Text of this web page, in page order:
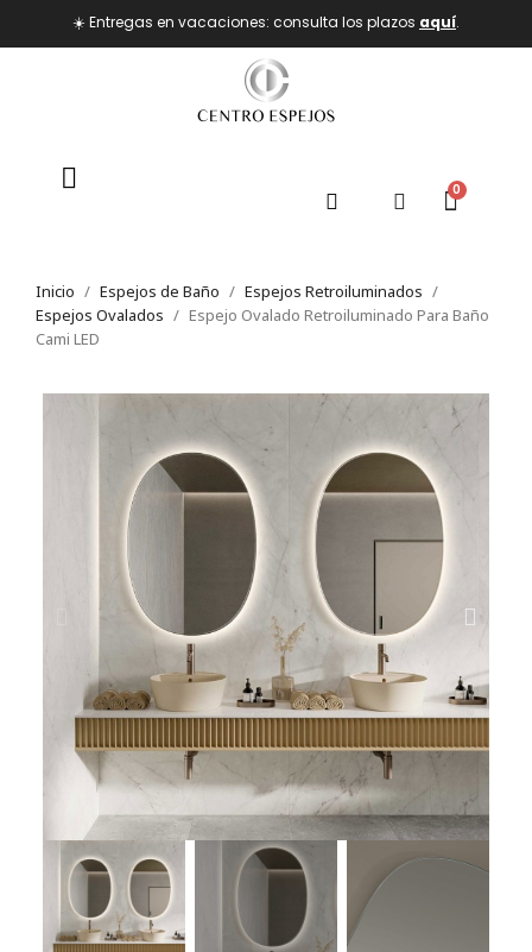
☀️ Entregas en vacaciones: consulta los plazos aquí.
Inicio Espejos de Baño
Espejos Retroiluminados
Espejos Ovalados
Espejo Ovalado Retroiluminado Para Baño
Cami LED